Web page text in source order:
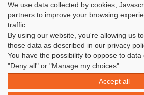
We use data collected by cookies,
partners to improve your browsing
traffic.
By using our website, you're allowing us
those data as described in our privacy
You have the possibility to oppose to data
"Deny all" or "Manage my choices".
Accept all